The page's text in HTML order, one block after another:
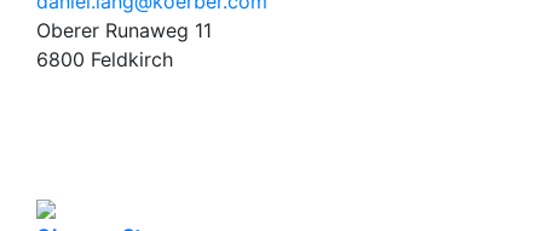
Oberer Runaweg 11
6800 Feldkirch